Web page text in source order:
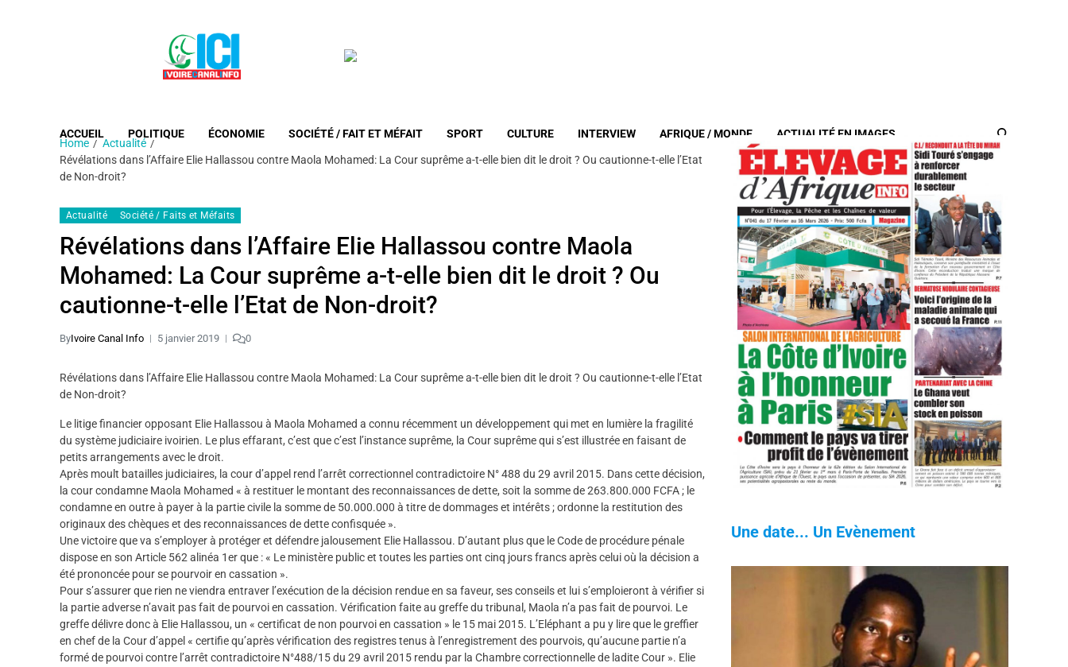
ACCUEIL POLITIQUE ÉCONOMIE SOCIÉTÉ / FAIT ET MÉFAIT SPORT CULTURE INTERVIEW AFRIQUE / MONDE ACTUALITÉ EN IMAGES
Home
Actualité
Révélations dans l’Affaire Elie Hallassou contre Maola Mohamed: La Cour suprême a-t-elle bien dit le droit ? Ou cautionne-t-elle l’Etat
de Non-droit?
Actualité Société / Faits et Méfaits
Révélations dans l’Affaire Elie Hallassou contre Maola
Mohamed: La Cour suprême a-t-elle bien dit le droit ? Ou
cautionne-t-elle l’Etat de Non-droit?
ByIvoire Canal Info 5 janvier 2019 0
Révélations dans l’Affaire Elie Hallassou contre Maola Mohamed: La Cour suprême a-t-elle bien dit le droit ? Ou cautionne-t-elle l’Etat
de Non-droit?
Le litige financier opposant Elie Hallassou à Maola Mohamed a connu récemment un développement qui met en lumière la fragilité
du système judiciaire ivoirien. Le plus effarant, c’est que c’est l’instance suprême, la Cour suprême qui s’est illustrée en faisant de
petits arrangements avec le droit.
Après moult batailles judiciaires, la cour d’appel rend l’arrêt correctionnel contradictoire N° 488 du 29 avril 2015. Dans cette décision,
la cour condamne Maola Mohamed « à restituer le montant des reconnaissances de dette, soit la somme de 263.800.000 FCFA ; le
condamne en outre à payer à la partie civile la somme de 50.000.000 à titre de dommages et intérêts ; ordonne la restitution des
originaux des chèques et des reconnaissances de dette confisquée ».
Une victoire que va s’employer à protéger et défendre jalousement Elie Hallassou. D’autant plus que le Code de procédure pénale
dispose en son Article 562 alinéa 1er que : « Le ministère public et toutes les parties ont cinq jours francs après celui où la décision a
été prononcée pour se pourvoir en cassation ».
Pour s’assurer que rien ne viendra entraver l’exécution de la décision rendue en sa faveur, ses conseils et lui s’emploieront à vérifier si
la partie adverse n’avait pas fait de pourvoi en cassation. Vérification faite au greffe du tribunal, Maola n’a pas fait de pourvoi. Le
greffe délivre donc à Elie Hallassou, un « certificat de non pourvoi en cassation » le 15 mai 2015. L’Eléphant a pu y lire que le greffier
en chef de la Cour d’appel « certifie qu’après vérification des registres tenus à l’enregistrement des pourvois, qu’aucune partie n’a
formé de pourvoi contre l’arrêt contradictoire N°488/15 du 29 avril 2015 rendu par la Chambre correctionnelle de ladite Cour ». Elie
Une date... Un Evènement